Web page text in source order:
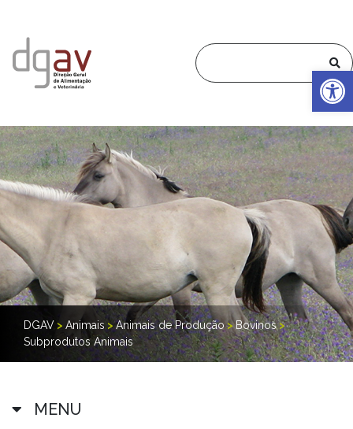
DGAV > Animais >Animais de Produção>Bovinos>
Subprodutos Animais
MENU